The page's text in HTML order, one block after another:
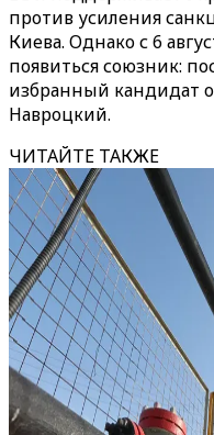
против усиления
Киева. Однако с 6
появиться союзник:
избранный кандидат
Навроцкий.
ЧИТАЙТЕ ТАКЖЕ